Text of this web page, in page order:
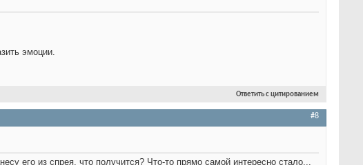
эмоции.
Ответить с цитированием
#8
его из спрея, что получится? Что-то прямо самой интересно стало...